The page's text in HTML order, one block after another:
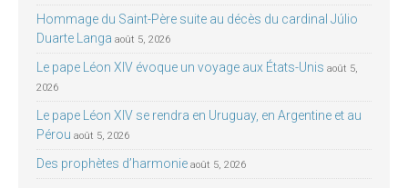
Hommage du Saint-Père suite au décès du cardinal Júlio
Duarte Langa août 5, 2026
Le pape Léon XIV évoque un voyage aux États-Unis août 5,
2026
Le pape Léon XIV se rendra en Uruguay, en Argentine et au
Pérou août 5, 2026
Des prophètes d’harmonie août 5, 2026